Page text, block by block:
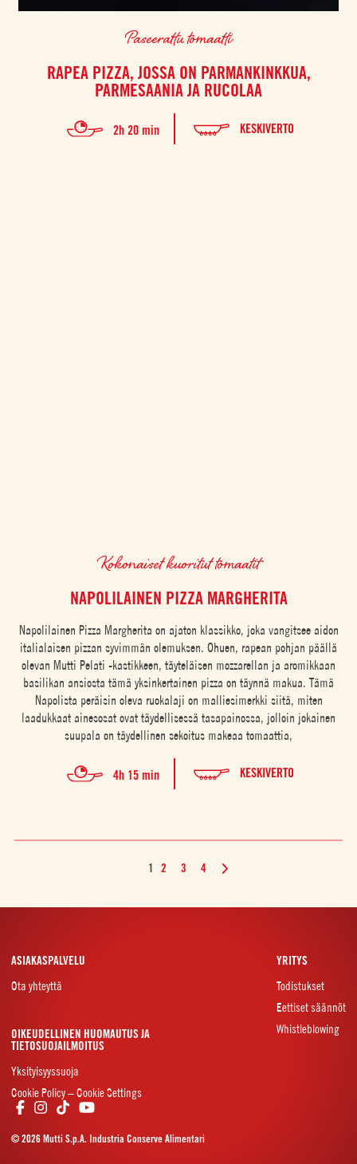
Paseerattu tomaatti
RAPEA PIZZA, JOSSA ON PARMANKINKKUA,
PARMESAANIA JA RUCOLAA
2h 20 min KESKIVERTO
Kokonaiset kuoritut tomaatit
NAPOLILAINEN PIZZA MARGHERITA
Napolilainen Pizza Margherita on ajaton klassikko, joka vangitsee aidon
italialaisen pizzan syvimmän olemuksen. Ohuen, rapean pohjan päällä
olevan Mutti Pelati -kastikkeen, täyteläisen mozzarellan ja aromikkaan
basilikan ansiosta tämä yksinkertainen pizza on täynnä makua. Tämä
Napolista peräisin oleva ruokalaji on malliesimerkki siitä, miten
laadukkaat ainesosat ovat täydellisessä tasapainossa, jolloin jokainen
suupala on täydellinen sekoitus makeaa tomaattia,
4h 15 min KESKIVERTO
1 2 3 4
ASIAKASPALVELU
Ota yhteyttä
YRITYS
Todistukset
Eettiset säännöt
Whistleblowing
OIKEUDELLINEN HUOMAUTUS JA
TIETOSUOJAILMOITUS
Yksityisyyssuoja
Cookie Policy – Cookie Settings
© 2026 Mutti S.p.A. Industria Conserve Alimentari